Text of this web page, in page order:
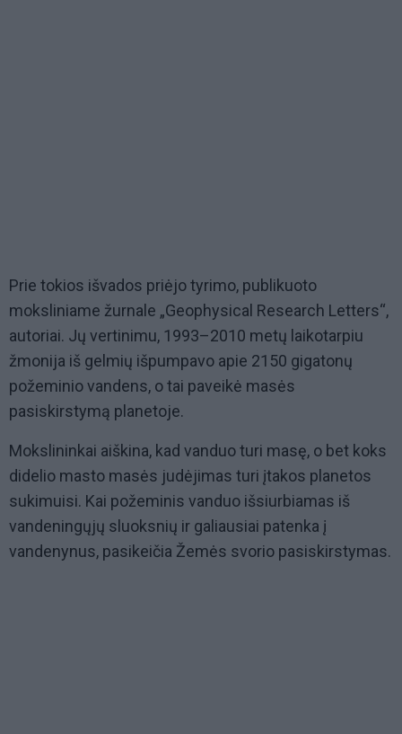
Prie tokios išvados priėjo tyrimo, publikuoto
moksliniame žurnale „Geophysical Research Letters“,
autoriai. Jų vertinimu, 1993–2010 metų laikotarpiu
žmonija iš gelmių išpumpavo apie 2150 gigatonų
požeminio vandens, o tai paveikė masės
pasiskirstymą planetoje.
Mokslininkai aiškina, kad vanduo turi masę, o bet koks
didelio masto masės judėjimas turi įtakos planetos
sukimuisi. Kai požeminis vanduo išsiurbiamas iš
vandeningųjų sluoksnių ir galiausiai patenka į
vandenynus, pasikeičia Žemės svorio pasiskirstymas.